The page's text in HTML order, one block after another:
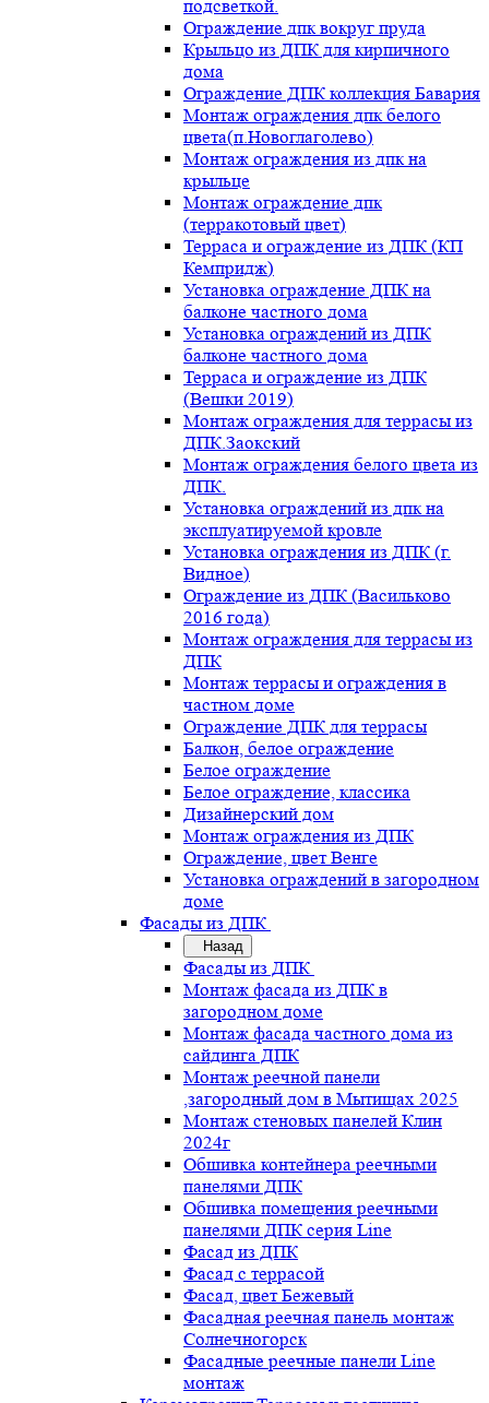
подсветкой.
Ограждение дпк вокруг пруда
Крыльцо из ДПК для кирпичного
дома
Ограждение ДПК коллекция Бавария
Монтаж ограждения дпк белого
цвета(п.Новоглаголево)
Монтаж ограждения из дпк на
крыльце
Монтаж ограждение дпк
(терракотовый цвет)
Терраса и ограждение из ДПК (КП
Кемпридж)
Установка ограждение ДПК на
балконе частного дома
Установка ограждений из ДПК
балконе частного дома
Терраса и ограждение из ДПК
(Вешки 2019)
Монтаж ограждения для террасы из
ДПК.Заокский
Монтаж ограждения белого цвета из
ДПК.
Установка ограждений из дпк на
эксплуатируемой кровле
Установка ограждения из ДПК (г.
Видное)
Ограждение из ДПК (Васильково
2016 года)
Монтаж ограждения для террасы из
ДПК
Монтаж террасы и ограждения в
частном доме
Ограждение ДПК для террасы
Балкон, белое ограждение
Белое ограждение
Белое ограждение, классика
Дизайнерский дом
Монтаж ограждения из ДПК
Ограждение, цвет Венге
Установка ограждений в загородном
доме
Фасады из ДПК
Назад
Фасады из ДПК
Монтаж фасада из ДПК в
загородном доме
Монтаж фасада частного дома из
сайдинга ДПК
Монтаж реечной панели
,загородный дом в Мытищах 2025
Монтаж стеновых панелей Клин
2024г
Обшивка контейнера реечными
панелями ДПК
Обшивка помещения реечными
панелями ДПК серия Line
Фасад из ДПК
Фасад с террасой
Фасад, цвет Бежевый
Фасадная реечная панель монтаж
Солнечногорск
Фасадные реечные панели Line
монтаж